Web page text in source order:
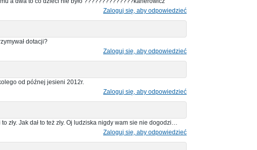
Zaloguj się, aby odpowiedzieć
dotacji?
Zaloguj się, aby odpowiedzieć
od późnej jesieni 2012r.
Zaloguj się, aby odpowiedzieć
zły. Jak dał to też zły. Oj ludziska nigdy wam sie nie dogodzi…
Zaloguj się, aby odpowiedzieć